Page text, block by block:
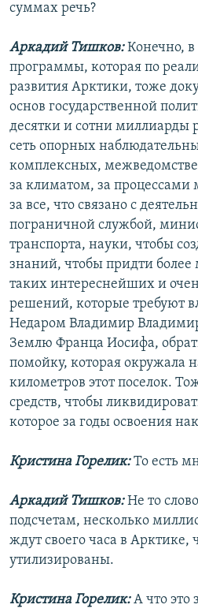
суммах речь?
Аркадий Тишков:Конечно,
программы, которая по
развития Арктики, тоже
основ государственной
десятки и сотни миллиарды
сеть опорных
комплексных,
за климатом, за
за все, что связано с
пограничной службой,
транспорта, науки, чтобы
знаний, чтобы придти более
таких интереснейших и
решений, которые требуют
Недаром Владимир
Землю Франца Иосифа,
помойку, которая окружала
километров этот поселок.
средств, чтобы
которое за годы освоения
Кристина Горелик:То есть
Аркадий Тишков:Не то
подсчетам, несколько
ждут своего часа в
утилизированы.
Кристина Горелик:А что это